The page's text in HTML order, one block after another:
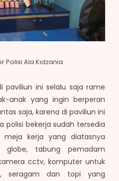
Polisi Ala Kidzania
paviliun ini selalu saja rame
anak yang ingin berperan
saja, karena di paviliun ini
polisi bekerja sudah tersedia
kerja yang diatasnya
globe, tabung pemadam
cctv, komputer untuk
seragam dan topi yang